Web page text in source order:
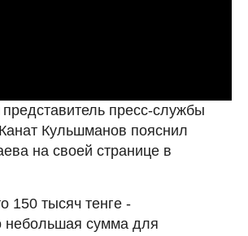
пресс-службы
Кульшманов пояснил
на своей странице в
150 тысяч тенге -
небольшая сумма для